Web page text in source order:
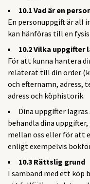
10.1 Vad är en
En personuppgift är all
kan hänföras till en
10.2 Vilka uppgifter
För att kunna hantera
relaterat till din order
och efternamn, adress,
adress och köphistorik.
Dina uppgifter
behandla dina
mellan oss eller för att
enligt exempelvis
10.3 Rättslig grund
I samband med ett köp